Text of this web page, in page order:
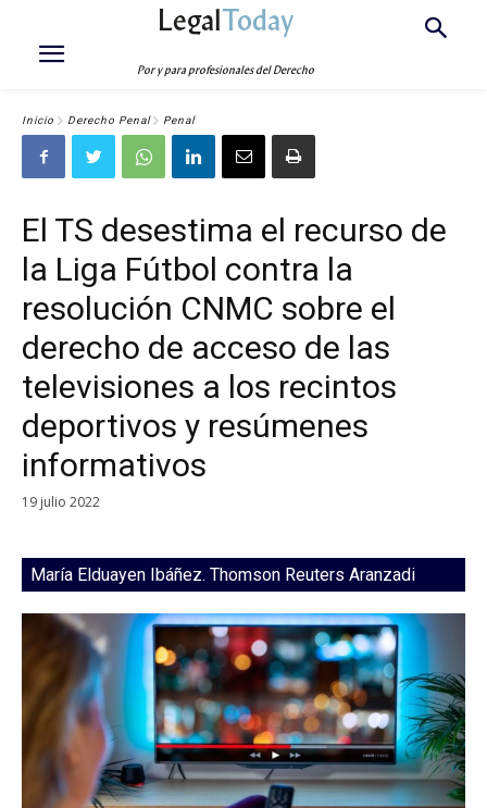
LegalToday
Por y para profesionales del Derecho
Inicio Derecho Penal Penal
El TS desestima el recurso de
la Liga Fútbol contra la
resolución CNMC sobre el
derecho de acceso de las
televisiones a los recintos
deportivos y resúmenes
informativos
19 julio 2022
María Elduayen Ibáñez. Thomson Reuters Aranzadi